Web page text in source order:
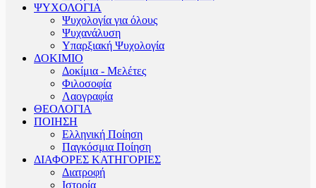
ΨΥΧΟΛΟΓΙΑ
Ψυχολογία για όλους
Ψυχανάλυση
Υπαρξιακή Ψυχολογία
ΔΟΚΙΜΙΟ
Δοκίμια - Μελέτες
Φιλοσοφία
Λαογραφία
ΘΕΟΛΟΓΙΑ
ΠΟΙΗΣΗ
Ελληνική Ποίηση
Παγκόσμια Ποίηση
ΔΙΑΦΟΡΕΣ ΚΑΤΗΓΟΡΙΕΣ
Διατροφή
Ιστορία